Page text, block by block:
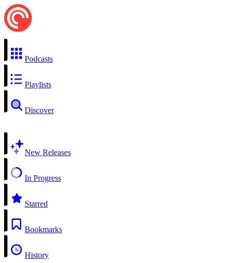
Podcasts
Playlists
Discover
New Releases
In Progress
Starred
Bookmarks
History